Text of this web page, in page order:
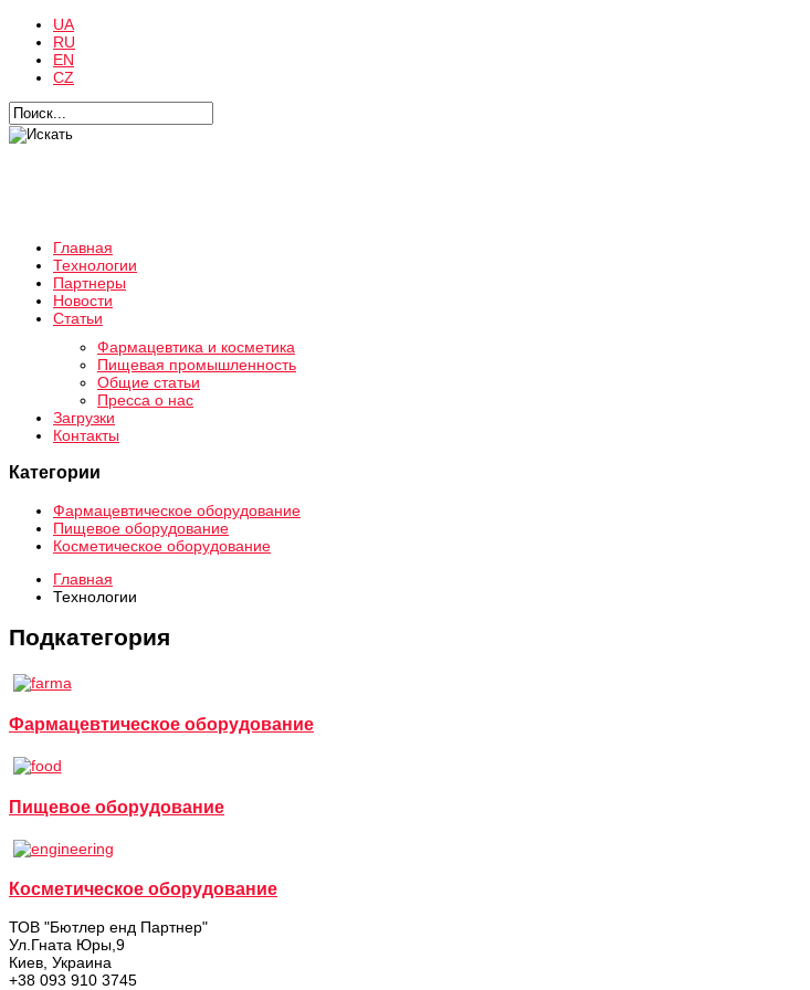
UA
RU
EN
CZ
Главная
Технологии
Партнеры
Новости
Статьи
Фармацевтика и косметика
Пищевая промышленность
Общие статьи
Пресса о нас
Загрузки
Контакты
Категории
Фармацевтическое оборудование
Пищевое оборудование
Косметическое оборудование
Главная
Технологии
Подкатегория
Фармацевтическое оборудование
Пищевое оборудование
Косметическое оборудование
ТОВ "Бютлер енд Партнер"
Ул.Гната Юры,9
Киев, Украина
+38 093 910 3745